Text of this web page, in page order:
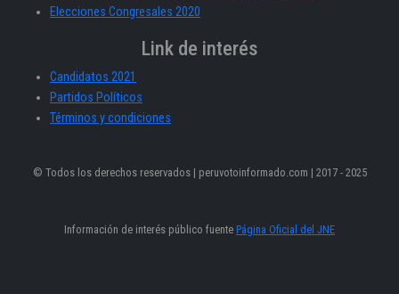
Elecciones Congresales 2020
Link de interés
Candidatos 2021
Partidos Políticos
Términos y condiciones
© Todos los derechos reservados | peruvotoinformado.com | 2017 - 2025
Información de interés público fuente Página Oficial del JNE